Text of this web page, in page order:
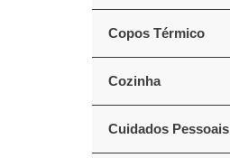
Copos Térmico
Cozinha
Cuidados Pessoais